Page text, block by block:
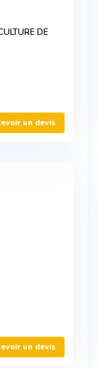
DE
un devis
un devis